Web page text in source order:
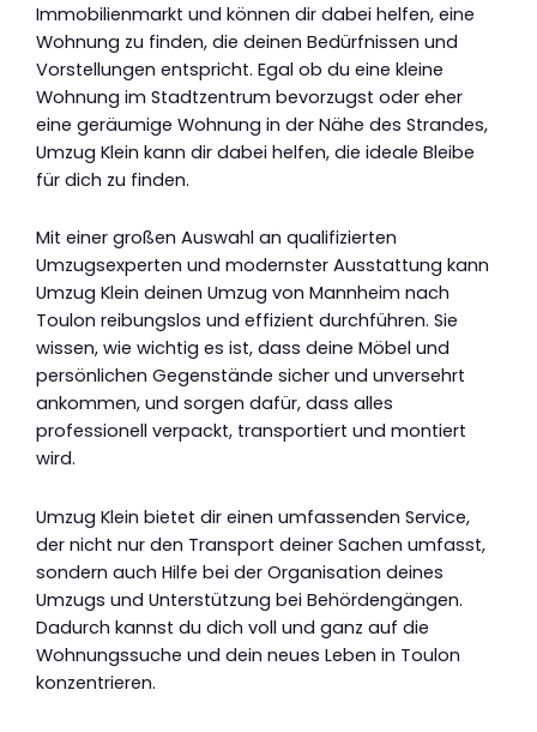
Immobilienmarkt und können dir dabei helfen, eine
Wohnung zu finden, die deinen Bedürfnissen und
Vorstellungen entspricht. Egal ob du eine kleine
Wohnung im Stadtzentrum bevorzugst oder eher
eine geräumige Wohnung in der Nähe des Strandes,
Umzug Klein kann dir dabei helfen, die ideale Bleibe
für dich zu finden.
Mit einer großen Auswahl an qualifizierten
Umzugsexperten und modernster Ausstattung kann
Umzug Klein deinen Umzug von Mannheim nach
Toulon reibungslos und effizient durchführen. Sie
wissen, wie wichtig es ist, dass deine Möbel und
persönlichen Gegenstände sicher und unversehrt
ankommen, und sorgen dafür, dass alles
professionell verpackt, transportiert und montiert
wird.
Umzug Klein bietet dir einen umfassenden Service,
der nicht nur den Transport deiner Sachen umfasst,
sondern auch Hilfe bei der Organisation deines
Umzugs und Unterstützung bei Behördengängen.
Dadurch kannst du dich voll und ganz auf die
Wohnungssuche und dein neues Leben in Toulon
konzentrieren.